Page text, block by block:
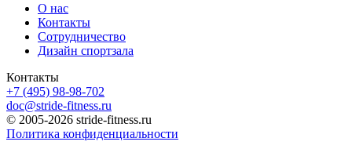
О нас
Контакты
Сотрудничество
Дизайн спортзала
Контакты
+7 (495) 98-98-702
doc@stride-fitness.ru
© 2005-2026 stride-fitness.ru
Политика конфиденциальности